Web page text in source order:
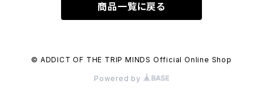
商品一覧に戻る
© ADDICT OF THE TRIP MINDS Official Online Shop
Powered by